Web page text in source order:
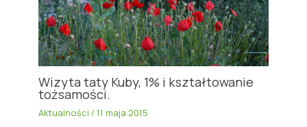
Wizyta taty Kuby, 1% i kształtowanie
tożsamości.
Aktualności /11 maja 2015